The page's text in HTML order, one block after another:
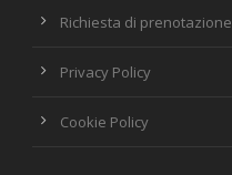
Richiesta di prenotazione
Privacy Policy
Cookie Policy